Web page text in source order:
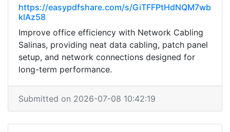
https://easypdfshare.com/s/GiTFFPtHdNQM7wb
klAz58
Improve office efficiency with Network Cabling
Salinas, providing neat data cabling, patch panel
setup, and network connections designed for
long-term performance.
Submitted on 2026-07-08 10:42:19